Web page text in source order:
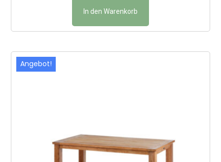
In den Warenkorb
Angebot!